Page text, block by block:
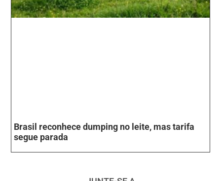
Brasil reconhece dumping no leite, mas tarifa
segue parada